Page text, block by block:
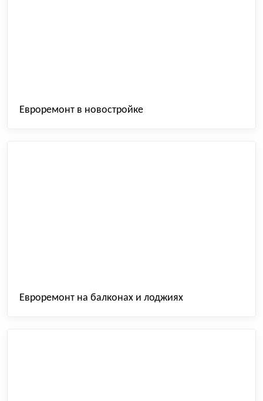
Евроремонт в новостройке
Евроремонт на балконах и лоджиях